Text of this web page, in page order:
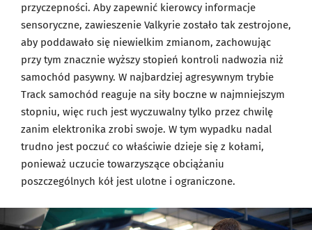
przyczepności. Aby zapewnić kierowcy informacje
sensoryczne, zawieszenie Valkyrie zostało tak zestrojone,
aby poddawało się niewielkim zmianom, zachowując
przy tym znacznie wyższy stopień kontroli nadwozia niż
samochód pasywny. W najbardziej agresywnym trybie
Track samochód reaguje na siły boczne w najmniejszym
stopniu, więc ruch jest wyczuwalny tylko przez chwilę
zanim elektronika zrobi swoje. W tym wypadku nadal
trudno jest poczuć co właściwie dzieje się z kołami,
ponieważ uczucie towarzyszące obciążaniu
poszczególnych kół jest ulotne i ograniczone.